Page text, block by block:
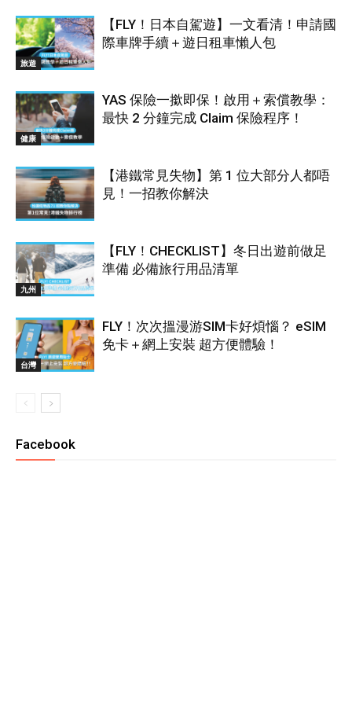
旅遊
【FLY！日本自駕遊】一文看清！申請國
際車牌手續＋遊日租車懶人包
健康
YAS 保險一撳即保！啟用＋索償教學：
最快 2 分鐘完成 Claim 保險程序！
【港鐵常見失物】第 1 位大部分人都唔
見！一招教你解決
九州
【FLY！CHECKLIST】冬日出遊前做足
準備 必備旅行用品清單
台灣
FLY！次次搵漫游SIM卡好煩惱？ eSIM
免卡＋網上安裝 超方便體驗！
Facebook